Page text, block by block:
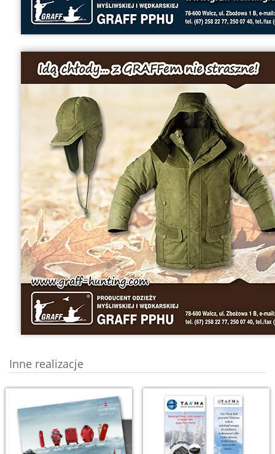
Inne realizacje